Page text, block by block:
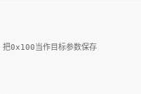
当作目标参数保存